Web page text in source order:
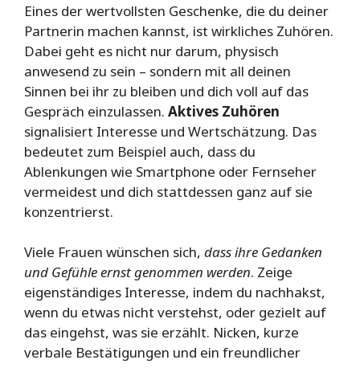
Eines der wertvollsten Geschenke, die du deiner
Partnerin machen kannst, ist wirkliches Zuhören.
Dabei geht es nicht nur darum, physisch
anwesend zu sein – sondern mit all deinen
Sinnen bei ihr zu bleiben und dich voll auf das
Gespräch einzulassen. Aktives Zuhören
signalisiert Interesse und Wertschätzung. Das
bedeutet zum Beispiel auch, dass du
Ablenkungen wie Smartphone oder Fernseher
vermeidest und dich stattdessen ganz auf sie
konzentrierst.
Viele Frauen wünschen sich, dass ihre Gedanken
und Gefühle ernst genommen werden. Zeige
eigenständiges Interesse, indem du nachhakst,
wenn du etwas nicht verstehst, oder gezielt auf
das eingehst, was sie erzählt. Nicken, kurze
verbale Bestätigungen und ein freundlicher